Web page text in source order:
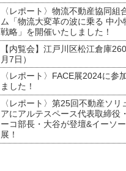
〈レポート〉物流不動産協同組
ム「物流大変革の波に乗る 中
戦略」を開催いたしました！
【内覧会】江戸川区松江倉庫
月7日）
〈レポート〉FACE展2024に参
ました！
〈レポート〉第25回不動産ソリ
アにアルテスペース代表取締役
ーコ部長・大谷が登壇&イーソ
展！